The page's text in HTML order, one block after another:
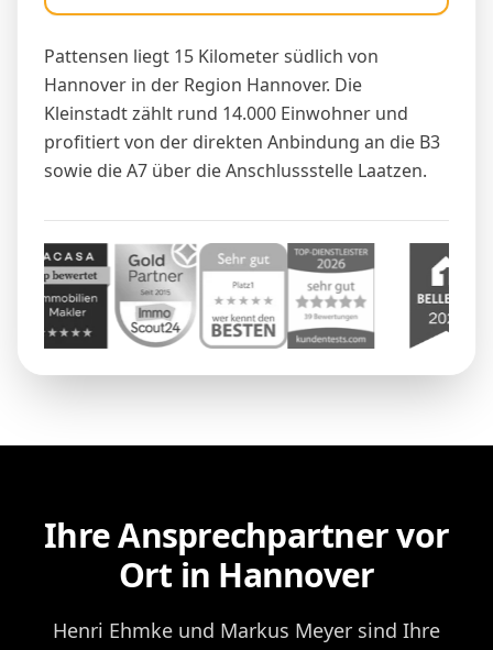
Pattensen liegt 15 Kilometer südlich von
Hannover in der Region Hannover. Die
Kleinstadt zählt rund 14.000 Einwohner und
profitiert von der direkten Anbindung an die B3
sowie die A7 über die Anschlussstelle Laatzen.
Ihre Ansprechpartner vor
Ort in Hannover
Henri Ehmke und Markus Meyer sind Ihre